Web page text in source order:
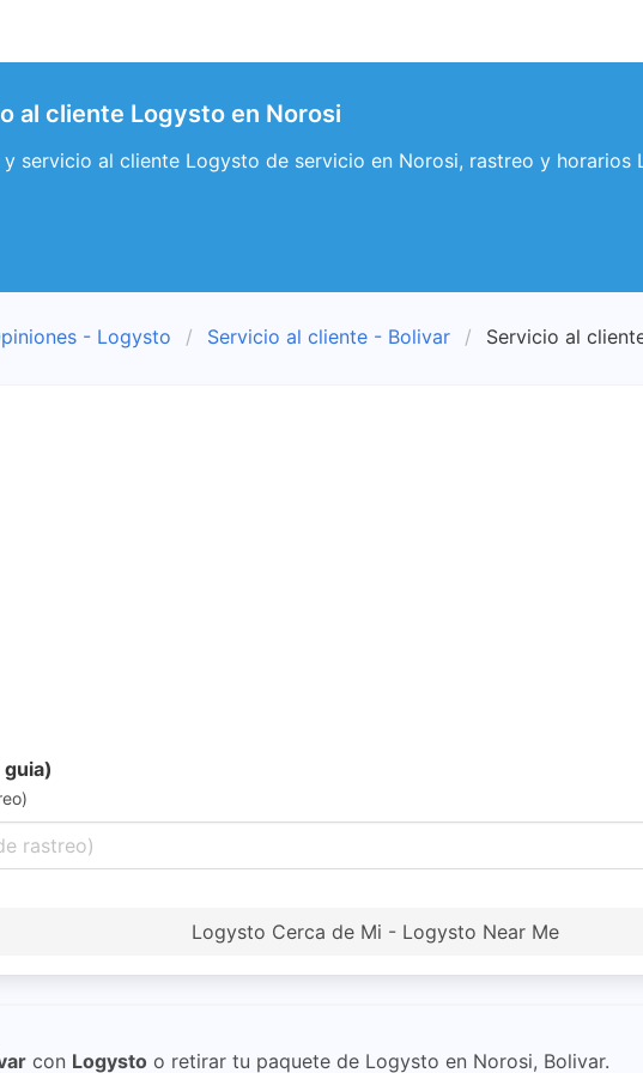
al cliente Logysto en Norosi
y servicio al cliente Logysto de servicio en Norosi, rastreo y horarios
- Logysto Servicio al cliente - Bolivar Servicio al
Logysto Cerca de Mi - Logysto Near Me
con Logysto o retirar tu paquete de Logysto en Norosi, Bolivar.